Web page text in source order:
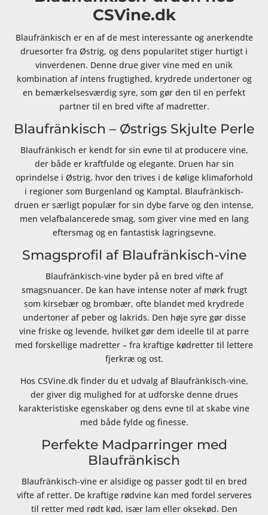
CSVine.dk
Blaufränkisch er en af de mest interessante og anerkendte
druesorter fra Østrig, og dens popularitet stiger hurtigt i
vinverdenen. Denne drue giver vine med en unik
kombination af intens frugtighed, krydrede undertoner og
en bemærkelsesværdig syre, som gør den til en perfekt
partner til en bred vifte af madretter.
Blaufränkisch – Østrigs Skjulte Perle
Blaufränkisch er kendt for sin evne til at producere vine,
der både er kraftfulde og elegante. Druen har sin
oprindelse i Østrig, hvor den trives i de kølige klimaforhold
i regioner som Burgenland og Kamptal. Blaufränkisch-
druen er særligt populær for sin dybe farve og den intense,
men velafbalancerede smag, som giver vine med en lang
eftersmag og en fantastisk lagringsevne.
Smagsprofil af Blaufränkisch-vine
Blaufränkisch-vine byder på en bred vifte af
smagsnuancer. De kan have intense noter af mørk frugt
som kirsebær og brombær, ofte blandet med krydrede
undertoner af peber og lakrids. Den høje syre gør disse
vine friske og levende, hvilket gør dem ideelle til at parre
med forskellige madretter – fra kraftige kødretter til lettere
fjerkræ og ost.
Hos CSVine.dk finder du et udvalg af Blaufränkisch-vine,
der giver dig mulighed for at udforske denne drues
karakteristiske egenskaber og dens evne til at skabe vine
med både fylde og finesse.
Perfekte Madparringer med
Blaufränkisch
Blaufränkisch-vine er alsidige og passer godt til en bred
vifte af retter. De kraftige rødvine kan med fordel serveres
til retter med rødt kød, især lam eller oksekød. Den